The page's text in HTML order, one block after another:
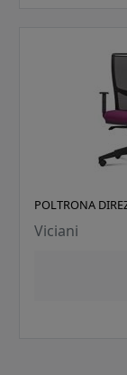
POLTRONA
Viciani